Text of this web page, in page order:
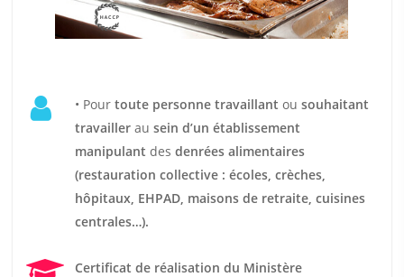
• Pour toute personne travaillant ou souhaitant
travailler au sein d’un établissement
manipulant des denrées alimentaires
(restauration collective : écoles, crèches,
hôpitaux, EHPAD, maisons de retraite, cuisines
centrales…).
Certificat de réalisation du Ministère